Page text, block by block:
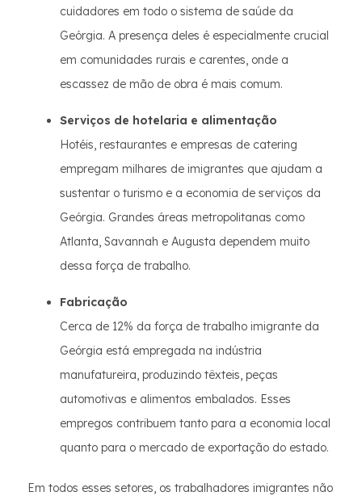
cuidadores em todo o sistema de saúde da
Geórgia. A presença deles é especialmente crucial
em comunidades rurais e carentes, onde a
escassez de mão de obra é mais comum.
Serviços de hotelaria e alimentação
Hotéis, restaurantes e empresas de catering
empregam milhares de imigrantes que ajudam a
sustentar o turismo e a economia de serviços da
Geórgia. Grandes áreas metropolitanas como
Atlanta, Savannah e Augusta dependem muito
dessa força de trabalho.
Fabricação
Cerca de 12% da força de trabalho imigrante da
Geórgia está empregada na indústria
manufatureira, produzindo têxteis, peças
automotivas e alimentos embalados. Esses
empregos contribuem tanto para a economia local
quanto para o mercado de exportação do estado.
Em todos esses setores, os trabalhadores imigrantes não